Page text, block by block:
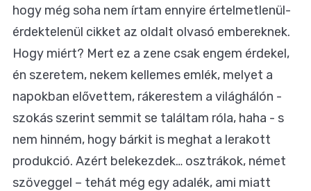
hogy még soha nem írtam ennyire értelmetlenül-
érdektelenül cikket az oldalt olvasó embereknek.
Hogy miért? Mert ez a zene csak engem érdekel,
én szeretem, nekem kellemes emlék, melyet a
napokban elővettem, rákerestem a világhálón -
szokás szerint semmit se találtam róla, haha - s
nem hinném, hogy bárkit is meghat a lerakott
produkció. Azért belekezdek… osztrákok, német
szöveggel – tehát még egy adalék, ami miatt